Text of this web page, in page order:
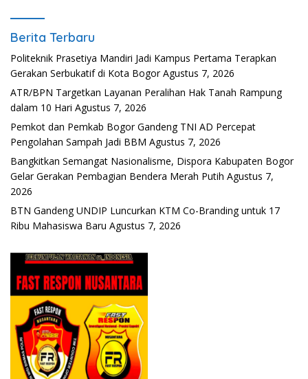
Berita Terbaru
Politeknik Prasetiya Mandiri Jadi Kampus Pertama Terapkan
Gerakan Serbukatif di Kota Bogor Agustus 7, 2026
ATR/BPN Targetkan Layanan Peralihan Hak Tanah Rampung
dalam 10 Hari Agustus 7, 2026
Pemkot dan Pemkab Bogor Gandeng TNI AD Percepat
Pengolahan Sampah Jadi BBM Agustus 7, 2026
Bangkitkan Semangat Nasionalisme, Dispora Kabupaten Bogor
Gelar Gerakan Pembagian Bendera Merah Putih Agustus 7,
2026
BTN Gandeng UNDIP Luncurkan KTM Co-Branding untuk 17
Ribu Mahasiswa Baru Agustus 7, 2026